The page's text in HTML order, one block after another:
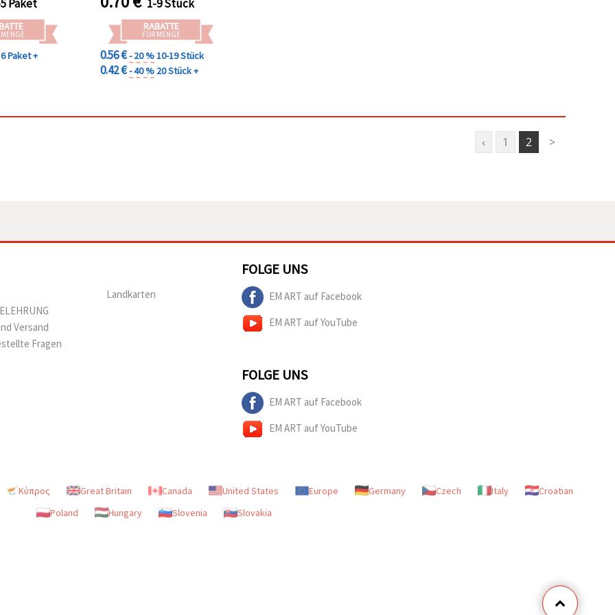
Paket
6 Paket +
1-9 Stück
RABATTE
FÜR MENGE
0.56 €- 20 %10-19 Stück
0.42 €- 40 % 20 Stück +
‹ 1 2 >
Versand
Fragen
Landkarten
FOLGE UNS
EM ART auf Facebook
EM ART auf YouTube
FOLGE UNS
EM ART auf Facebook
EM ART auf YouTube
Κύπρος Great Britain Canada United States Europe Germany Czech Italy
Croatian
Poland
Hungary Slovenia Slovakia